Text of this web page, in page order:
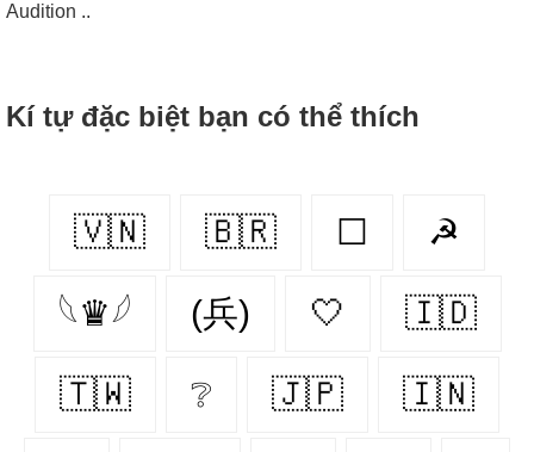
Audition ..
Kí tự đặc biệt bạn có thể thích
🇻🇳 🇧🇷 ☐ ☭
𓆩♛𓆪 (兵) 🤍 🇮🇩
🇹🇼 ❔ 🇯🇵 🇮🇳